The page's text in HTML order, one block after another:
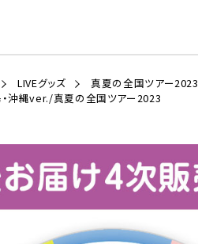
LIVEグッズ 真夏の全国ツアー2023
・沖縄ver./真夏の全国ツアー2023